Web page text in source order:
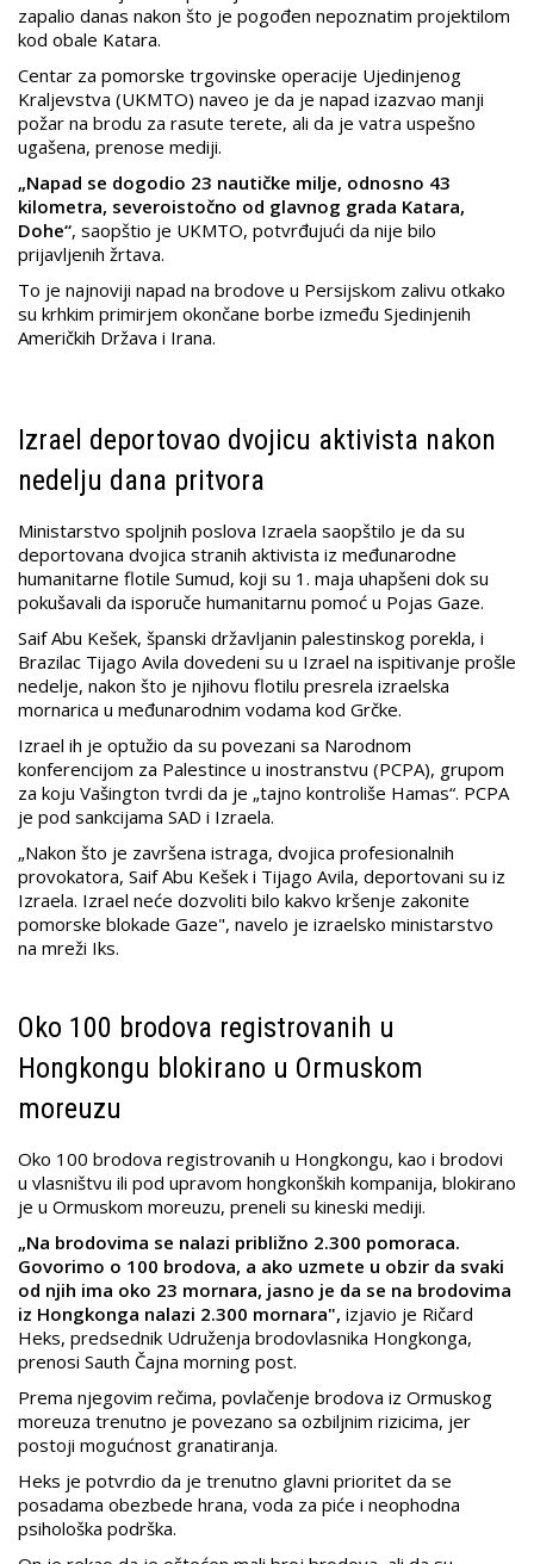
zapalio danas nakon što je pogođen nepoznatim projektilom
kod obale Katara.
Centar za pomorske trgovinske operacije Ujedinjenog
Kraljevstva (UKMTO) naveo je da je napad izazvao manji
požar na brodu za rasute terete, ali da je vatra uspešno
ugašena, prenose mediji.
„Napad se dogodio 23 nautičke milje, odnosno 43
kilometra, severoistočno od glavnog grada Katara,
Dohe“, saopštio je UKMTO, potvrđujući da nije bilo
prijavljenih žrtava.
To je najnoviji napad na brodove u Persijskom zalivu otkako
su krhkim primirjem okončane borbe između Sjedinjenih
Američkih Država i Irana.
Izrael deportovao dvojicu aktivista nakon
nedelju dana pritvora
Ministarstvo spoljnih poslova Izraela saopštilo je da su
deportovana dvojica stranih aktivista iz međunarodne
humanitarne flotile Sumud, koji su 1. maja uhapšeni dok su
pokušavali da isporuče humanitarnu pomoć u Pojas Gaze.
Saif Abu Kešek, španski državljanin palestinskog porekla, i
Brazilac Tijago Avila dovedeni su u Izrael na ispitivanje prošle
nedelje, nakon što je njihovu flotilu presrela izraelska
mornarica u međunarodnim vodama kod Grčke.
Izrael ih je optužio da su povezani sa Narodnom
konferencijom za Palestince u inostranstvu (PCPA), grupom
za koju Vašington tvrdi da je „tajno kontroliše Hamas“. PCPA
je pod sankcijama SAD i Izraela.
„Nakon što je završena istraga, dvojica profesionalnih
provokatora, Saif Abu Kešek i Tijago Avila, deportovani su iz
Izraela. Izrael neće dozvoliti bilo kakvo kršenje zakonite
pomorske blokade Gaze", navelo je izraelsko ministarstvo
na mreži Iks.
Oko 100 brodova registrovanih u
Hongkongu blokirano u Ormuskom
moreuzu
Oko 100 brodova registrovanih u Hongkongu, kao i brodovi
u vlasništvu ili pod upravom hongkonških kompanija, blokirano
je u Ormuskom moreuzu, preneli su kineski mediji.
„Na brodovima se nalazi približno 2.300 pomoraca.
Govorimo o 100 brodova, a ako uzmete u obzir da svaki
od njih ima oko 23 mornara, jasno je da se na brodovima
iz Hongkonga nalazi 2.300 mornara", izjavio je Ričard
Heks, predsednik Udruženja brodovlasnika Hongkonga,
prenosi Sauth Čajna morning post.
Prema njegovim rečima, povlačenje brodova iz Ormuskog
moreuza trenutno je povezano sa ozbiljnim rizicima, jer
postoji mogućnost granatiranja.
Heks je potvrdio da je trenutno glavni prioritet da se
posadama obezbede hrana, voda za piće i neophodna
psihološka podrška.